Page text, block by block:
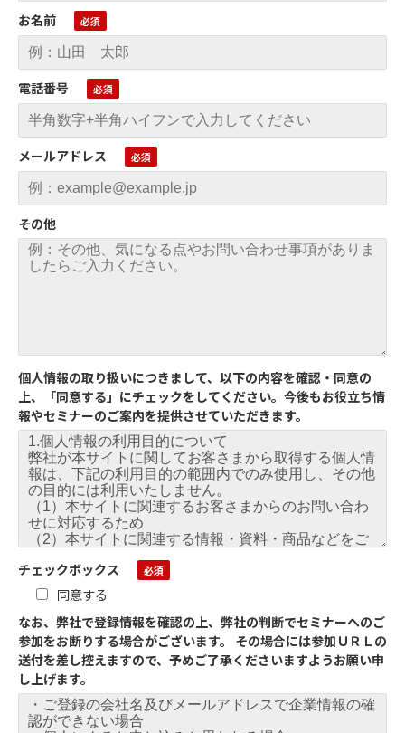
お名前
電話番号
メールアドレス
その他
個人情報の取り扱いにつきまして、以下の内容を確認・同意の
上、「同意する」にチェックをしてください。今後もお役立ち情
報やセミナーのご案内を提供させていただきます。
チェックボックス
同意する
なお、弊社で登録情報を確認の上、弊社の判断でセミナーへのご
参加をお断りする場合がございます。 その場合には参加ＵＲＬの
送付を差し控えますので、予めご了承くださいますようお願い申
し上げます。